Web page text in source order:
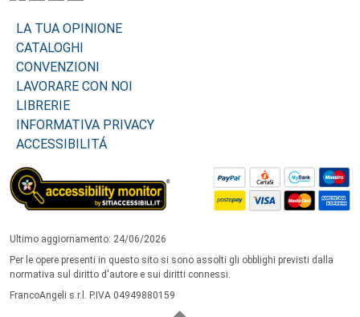
LA TUA OPINIONE
CATALOGHI
CONVENZIONI
LAVORARE CON NOI
LIBRERIE
INFORMATIVA PRIVACY
ACCESSIBILITÁ
Ultimo aggiornamento: 24/06/2026
Per le opere presenti in questo sito si sono assolti gli obblighi previsti dalla
normativa sul diritto d'autore e sui diritti connessi.
FrancoAngeli s.r.l. P.IVA 04949880159